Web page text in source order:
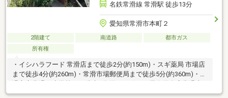
名鉄常滑線 常滑駅 徒歩13分
愛知県常滑市本町２
2階建て 南道路
都市ガス
所有権
・イシハラフード 常滑店まで徒歩2分(約150m)・スギ薬局 市場店
まで徒歩4分(約260m)・常滑市場郵便局まで徒歩5分(約360m)・常
店まで徒歩6分(約480m)・ファミリーマート 常滑栄町店まで徒歩7